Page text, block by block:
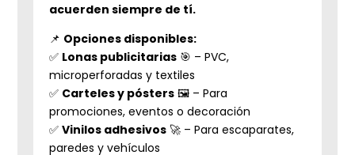
acuerden siempre de tí.
📌 Opciones disponibles:
✅ Lonas publicitarias 🎯 – PVC,
microperforadas y textiles
✅ Carteles y pósters 🖼️ – Para
promociones, eventos o decoración
✅Vinilos adhesivos 🚀 – Para escaparates,
paredes y vehículos